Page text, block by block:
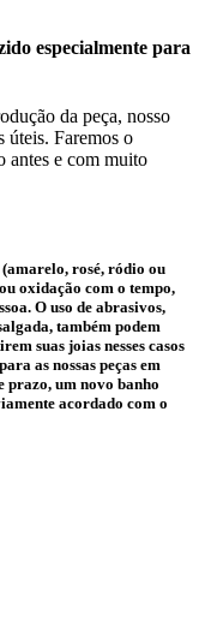
especialmente para
da peça, nosso
úteis. Faremos o
antes e com muito
rosé, ródio ou
oxidação com o tempo,
O uso de abrasivos,
também podem
suas joias nesses casos
as nossas peças em
prazo, um novo banho
acordado com o